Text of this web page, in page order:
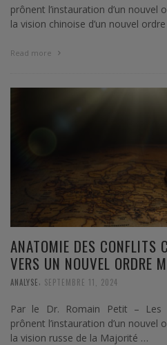
prônent l’instauration d’un
la vision chinoise d’un nouvel
Read more
ANATOMIE DES CONFLITS
VERS UN NOUVEL ORDRE
ANALYSE SEPTEMBRE 11, 2024
Par le Dr. Romain Petit – Les
prônent l’instauration d’un
la vision russe de la Majorité …